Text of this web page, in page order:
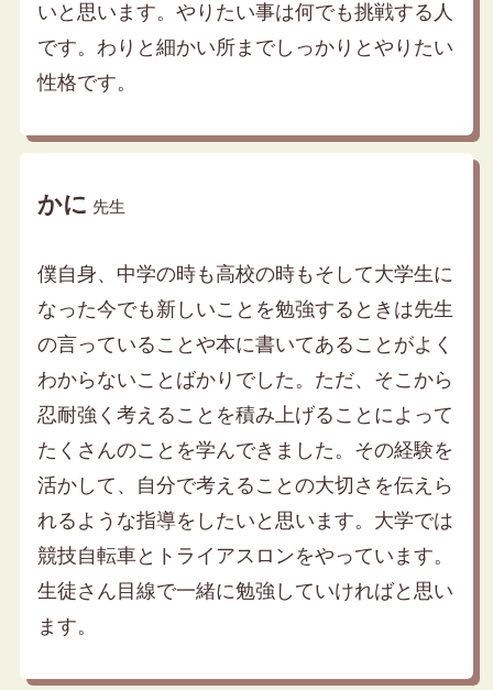
いと思います。やりたい事は何でも挑戦する人
です。わりと細かい所までしっかりとやりたい
性格です。
かに 先生
僕自身、中学の時も高校の時もそして大学生に
なった今でも新しいことを勉強するときは先生
の言っていることや本に書いてあることがよく
わからないことばかりでした。ただ、そこから
忍耐強く考えることを積み上げることによって
たくさんのことを学んできました。その経験を
活かして、自分で考えることの大切さを伝えら
れるような指導をしたいと思います。大学では
競技自転車とトライアスロンをやっています。
生徒さん目線で一緒に勉強していければと思い
ます。